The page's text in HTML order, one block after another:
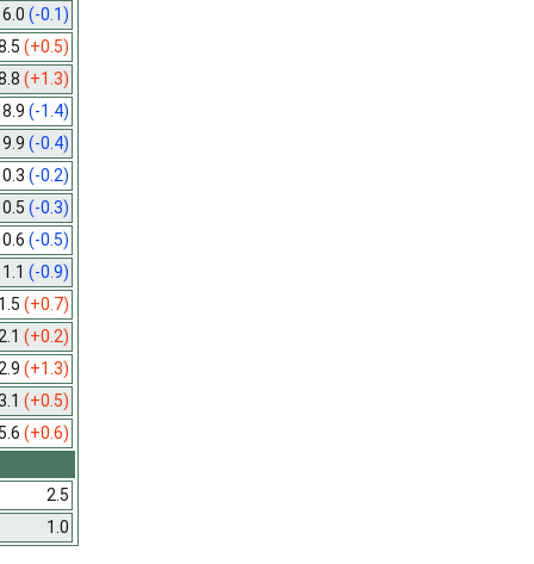
6.0 (-0.1)
(+0.5)
(+1.3)
8.9 (-1.4)
9.9 (-0.4)
(-0.2)
(-0.3)
(-0.5)
(-0.9)
(+0.7)
(+0.2)
(+1.3)
(+0.5)
(+0.6)
2.5
1.0